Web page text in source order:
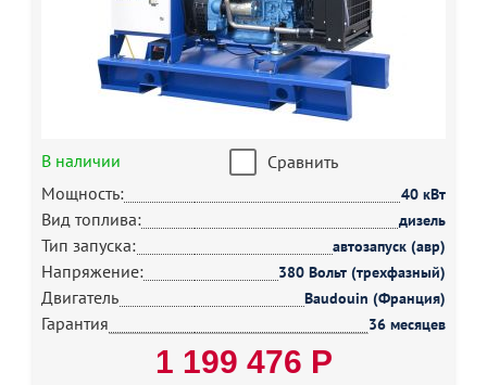
В наличии
Сравнить
Мощность:
40 кВт
Вид топлива: дизель
Тип запуска: автозапуск (авр)
Напряжение: 380 Вольт (трехфазный)
Двигатель Baudouin (Франция)
Гарантия 36 месяцев
1 199 476 Р